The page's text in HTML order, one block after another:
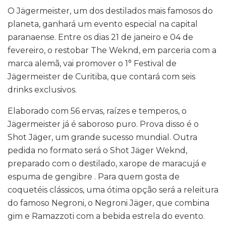
O Jägermeister, um dos destilados mais famosos do
planeta, ganhará um evento especial na capital
paranaense. Entre os dias 21 de janeiro e 04 de
fevereiro, o restobar The Weknd, em parceria com a
marca alemã, vai promover o 1° Festival de
Jägermeister de Curitiba, que contará com seis
drinks exclusivos.
Elaborado com 56 ervas, raízes e temperos, o
Jägermeister já é saboroso puro. Prova disso é o
Shot Jäger, um grande sucesso mundial. Outra
pedida no formato será o Shot Jäger Weknd,
preparado com o destilado, xarope de maracujá e
espuma de gengibre . Para quem gosta de
coquetéis clássicos, uma ótima opção será a releitura
do famoso Negroni, o Negroni Jäger, que combina
gim e Ramazzoti com a bebida estrela do evento.